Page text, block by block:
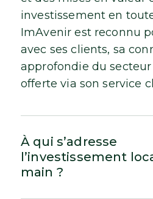
investissement en
ImAvenir est reconnu
avec ses clients, sa
approfondie du
offerte via son service
À qui s’adresse
l’investissement
main ?